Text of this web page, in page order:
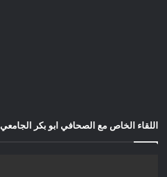
اللقاء الخاص مع الصحافي ابو بكر الجامعي